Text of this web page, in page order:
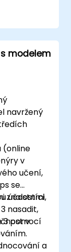
modelem
navržený
(online
v
učení,
se
znalostmi,
nasadit,
v
účastníci
3 pomocí
a